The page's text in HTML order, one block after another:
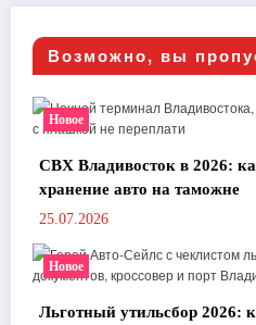
Возможно, вы
Новое
СВХ Владивосток в 2026:
хранение авто на таможне
25.07.2026
Новое
Льготный утильсбор 2026: